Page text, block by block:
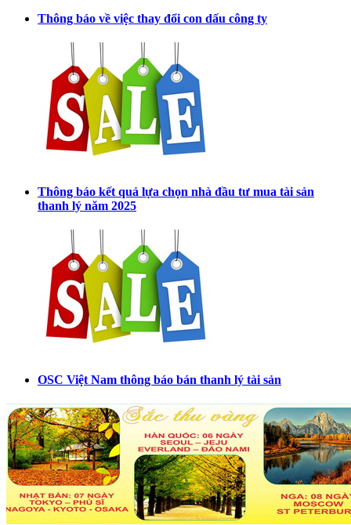
Thông báo về việc thay đổi con dấu công ty
Thông báo kết quả lựa chọn nhà đầu tư mua tài sản
thanh lý năm 2025
OSC Việt Nam thông báo bán thanh lý tài sản